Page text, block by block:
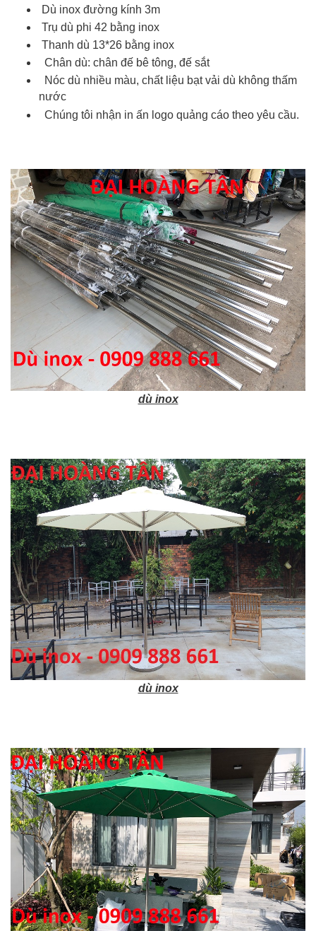
Dù inox đường kính 3m
Trụ dù phi 42 bằng inox
Thanh dù 13*26 bằng inox
Chân dù: chân đế bê tông, đế sắt
Nóc dù nhiều màu, chất liệu bạt vải dù không thấm
nước
Chúng tôi nhận in ấn logo quảng cáo theo yêu cầu.
dù inox
dù inox